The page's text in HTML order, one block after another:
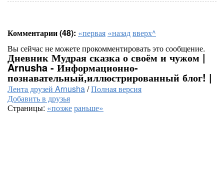
Комментарии (48): «первая «назадвверх^
Вы сейчас не можете прокомментировать это сообщение.
Дневник Мудрая сказка о своём и чужом |
Arnusha - Информационно-
познавательный,иллюстрированный блог! |
Лента друзей Arnusha/Полная версия
Добавить в друзья
Страницы: «позжераньше»